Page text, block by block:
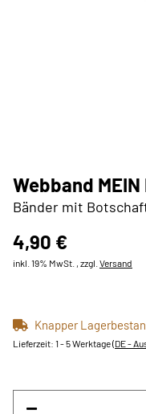
Webband
Bänder mit
4,90 €
inkl. 19% MwSt. , zzgl. Versand
Knapper
Lieferzeit: 1 - 5 Werktage(DE -